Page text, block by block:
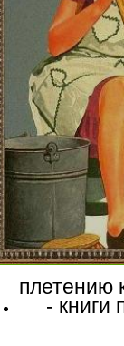
плетению
- книги